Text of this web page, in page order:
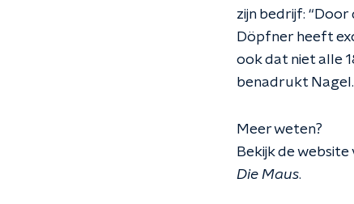
zijn bedrijf:
Döpfner heeft
ook dat niet alle
benadrukt
Meer weten?
Bekijk de website
Die Maus.